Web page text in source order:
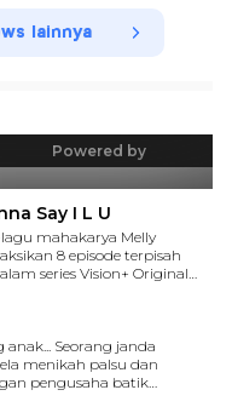
lainnya